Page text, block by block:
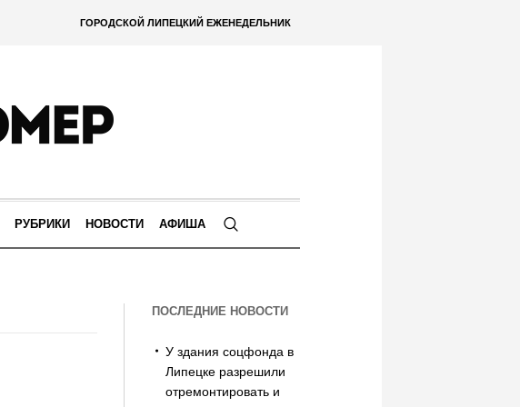
ГОРОДСКОЙ ЛИПЕЦКИЙ ЕЖЕНЕДЕЛЬНИК
РУБРИКИ НОВОСТИ АФИША
ПОСЛЕДНИЕ НОВОСТИ
У здания соцфонда в
Липецке разрешили
отремонтировать и